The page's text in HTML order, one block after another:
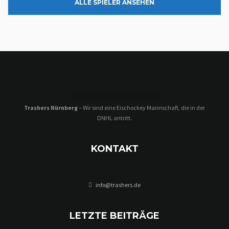
ALLE SPIELER ANSEHEN
Trashers Nürnberg– Wir sind eine Eischockey Mannschaft, die in der
DNHL antritt.
KONTAKT
info@trashers.de
LETZTE BEITRÄGE